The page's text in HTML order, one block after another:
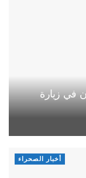
في زيارة
أخبار الصحراء